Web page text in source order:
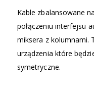
Kable zbalansowane
połączeniu interfejsu
miksera z kolumnami.
urządzenia które
symetryczne.